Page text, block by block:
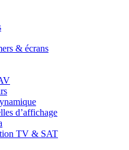
& écrans
d’affichage
TV & SAT